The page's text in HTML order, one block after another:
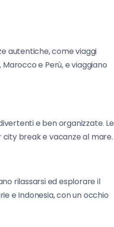
autentiche, come viaggi
e Perù, e viaggiano
e ben organizzate. Le
break e vacanze al mare.
rilassarsi ed esplorare il
e Indonesia, con un occhio